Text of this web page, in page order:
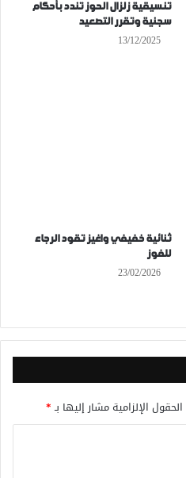
تنسيقية زلزال الحوز تندد بأحكام
سجنية وتقرر التصعيد
13/12/2025
ثنائية خفيفي واغيز تقود الرجاء
للفوز
23/02/2026
الحقول الإلزامية مشار إليها بـ*